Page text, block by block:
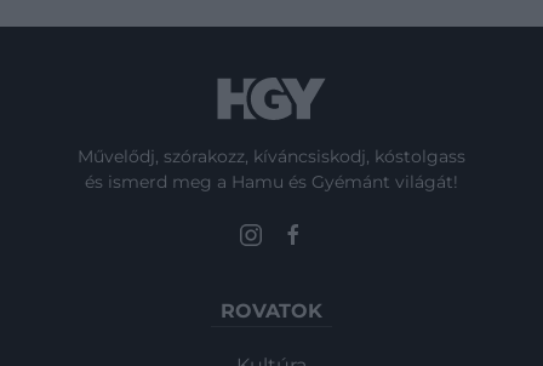
Művelődj, szórakozz, kíváncsiskodj, kóstolgass
és ismerd meg a Hamu és Gyémánt világát!
ROVATOK